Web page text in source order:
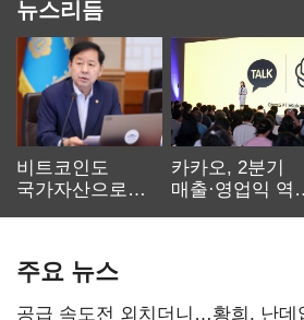
뉴스리듬
비트코인도
국가자산으로…'
카카오, 2분기
매출·영업익 역
주요 뉴스
공급 속도전 외치더니…황희, 난데